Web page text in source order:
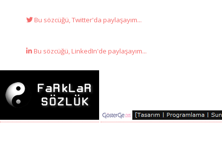
Bu sözcüğü, Twitter'da paylaşayım...
Bu sözcüğü, LinkedIn'de paylaşayım...